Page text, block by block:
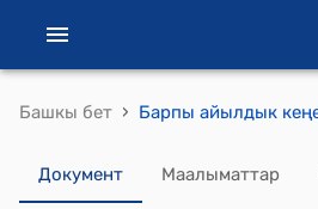
Башкы бет ›
Документ Маалыматтар